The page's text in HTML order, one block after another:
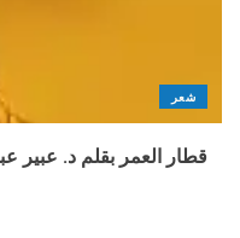
شعر
قطار العمر بقلم د. عبير